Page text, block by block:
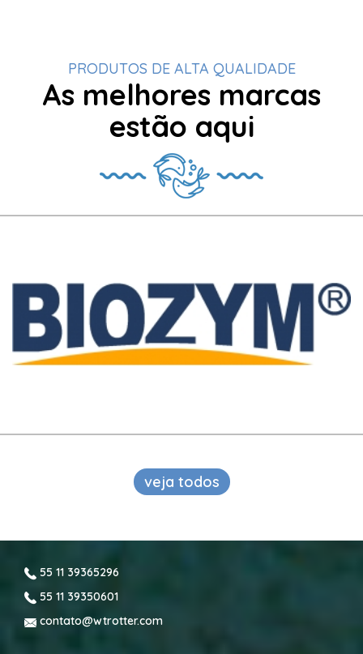
PRODUTOS DE ALTA QUALIDADE
As melhores marcas
estão aqui
veja todos
55 11 39365296
55 11 39350601
contato@wtrotter.com